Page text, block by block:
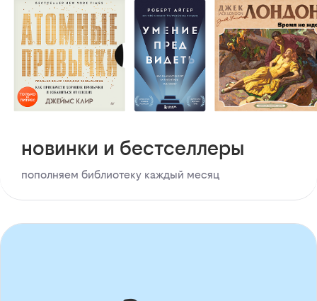
новинки и бестселлеры
пополняем библиотеку каждый месяц